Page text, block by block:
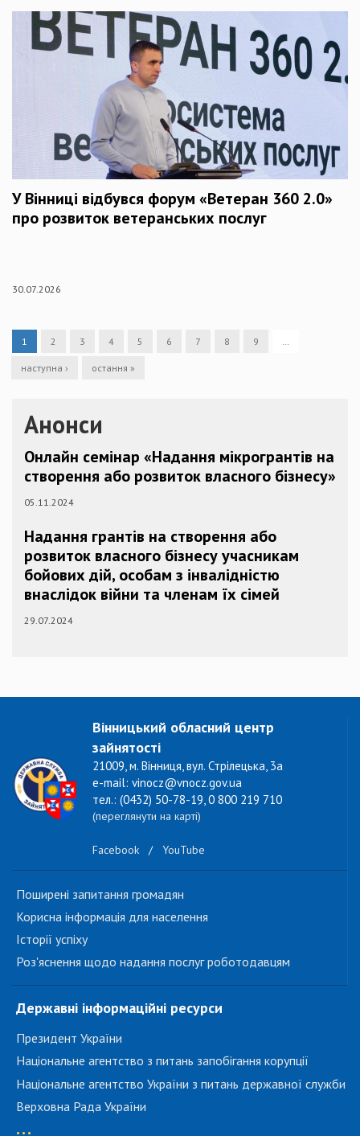
У Вінниці відбувся форум «Ветеран 360 2.0»
про розвиток ветеранських послуг
30.07.2026
1 2 3 4 5 6 7 8 9
наступна › остання »
Анонси
Онлайн семінар «Надання мікрогрантів на
створення або розвиток власного бізнесу»
05.11.2024
Надання грантів на створення або
розвиток власного бізнесу учасникам
бойових дій, особам з інвалідністю
внаслідок війни та членам їх сімей
29.07.2024
Вінницький обласний центр
зайнятості
21009, м. Вінниця, вул. Стрілецька, 3а
e-mail: vinocz@vnocz.gov.ua
тел.: (0432) 50-78-19, 0 800 219 710
(переглянути на карті)
Facebook / YouTube
Поширені запитання громадян
Корисна інформація для населення
Історії успіху
Роз'яснення щодо надання послуг роботодавцям
Державні інформаційні ресурси
Президент України
Національне агентство з питань запобігання корупції
Національне агентство України з питань державної служби
Верховна Рада України
...